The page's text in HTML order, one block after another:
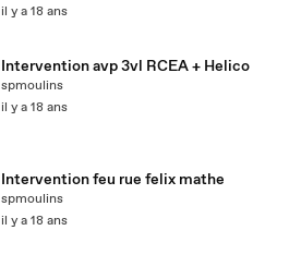
il y a 18 ans
Intervention avp 3vl RCEA + Helico
spmoulins
il y a 18 ans
Intervention feu rue felix mathe
spmoulins
il y a 18 ans